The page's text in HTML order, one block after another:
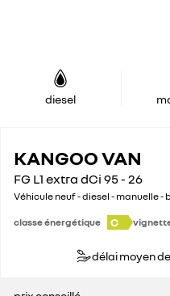
diesel
KANGOO VAN
FG L1 extra dCi 95 - 26
Véhicule neuf - diesel - manuelle -
classe énergétique C
délai moyen